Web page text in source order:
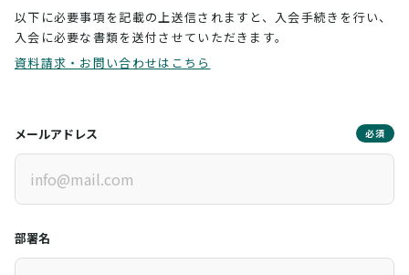
以下に必要事項を記載の上送信されますと、入会手続きを行い、
入会に必要な書類を送付させていただきます。
資料請求・お問い合わせはこちら
メールアドレス 必須
部署名